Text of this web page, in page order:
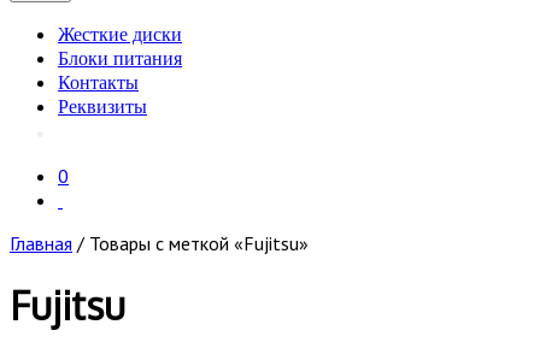
Жесткие диски
Блоки питания
Контакты
Реквизиты
0
Главная / Товары с меткой «Fujitsu»
Fujitsu